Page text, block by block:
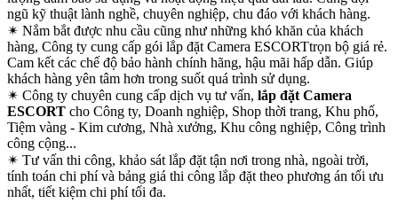
ngũ kỹ thuật lành nghề, chuyên nghiệp, chu đáo với khách hàng.
✴ Nắm bắt được nhu cầu cũng như những khó khăn của khách
hàng, Công ty cung cấp gói lắp đặt Camera ESCORTtrọn bộ giá rẻ.
Cam kết các chế độ bảo hành chính hãng, hậu mãi hấp dẫn. Giúp
khách hàng yên tâm hơn trong suốt quá trình sử dụng.
✴ Công ty chuyên cung cấp dịch vụ tư vấn, lắp đặt Camera
ESCORT cho Công ty, Doanh nghiệp, Shop thời trang, Khu phố,
Tiệm vàng - Kim cương, Nhà xưởng, Khu công nghiệp, Công trình
công cộng...
✴ Tư vấn thi công, khảo sát lắp đặt tận nơi trong nhà, ngoài trời,
tính toán chi phí và bảng giá thi công lắp đặt theo phương án tối ưu
nhất, tiết kiệm chi phí tối đa.